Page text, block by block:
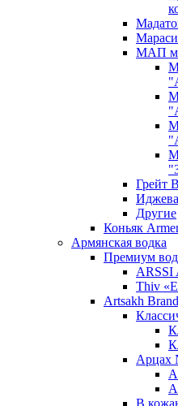
Мараси
МАП
Грейт
Другие
Коньяк
Армянская водка
Премиум
Thiv
Artsakh
Арцах
В